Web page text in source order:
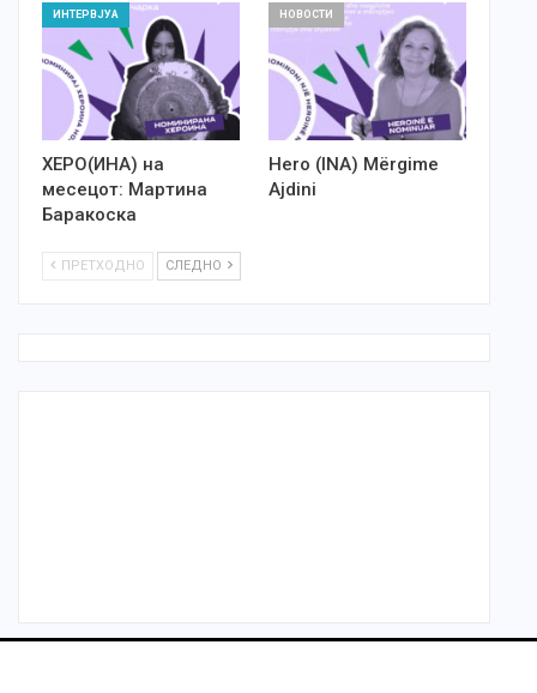
ИНТЕРВЈУА
ХЕРО(ИНА) на
месецот: Мартина
Баракоска
НОВОСТИ
Hero (INA) Mërgime
Ajdini
ПРЕТХОДНО СЛЕДНО